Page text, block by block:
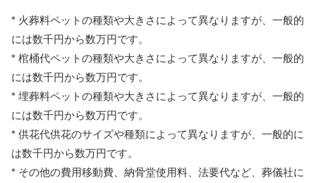
* 火葬料ペットの種類や大きさによって異なりますが、一般的
には数千円から数万円です。
* 棺桶代ペットの種類や大きさによって異なりますが、一般的
には数千円から数万円です。
* 埋葬料ペットの種類や大きさによって異なりますが、一般的
には数千円から数万円です。
* 供花代供花のサイズや種類によって異なりますが、一般的に
は数千円から数万円です。
* その他の費用移動費、納骨堂使用料、法要代など、葬儀社に